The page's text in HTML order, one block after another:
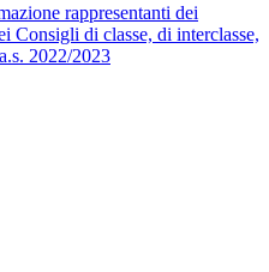
rappresentanti dei
Consigli di classe, di interclasse,
2022/2023